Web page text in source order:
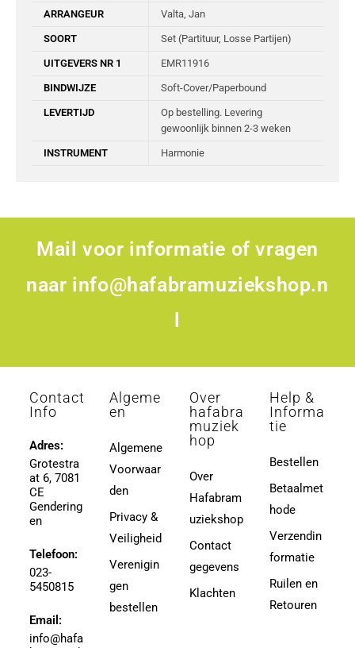
ARRANGEUR Valta, Jan
SOORT Set (Partituur, Losse Partijen)
UITGEVERS NR 1 EMR11916
BINDWIJZE Soft-Cover/Paperbound
LEVERTIJD
Op bestelling. Levering
gewoonlijk binnen 2-3 weken
INSTRUMENT Harmonie
Mail voor informatie of vragen
naar info@hafabramuziekshop.n
Contact
Info
Adres:
Grotestra
at 6, 7081
CE
Gendering
en
Telefoon:
023-
5450815
Email:
info@hafa
Algeme
en
Algemene
Voorwaar
den
Privacy &
Veiligheid
Verenigin
gen
bestellen
Over
hafabra
muziek
hop
Over
Hafabram
uziekshop
Contact
gegevens
Klachten
Help &
Informa
tie
Bestellen
Betaalmet
hode
Verzendin
formatie
Ruilen en
Retouren